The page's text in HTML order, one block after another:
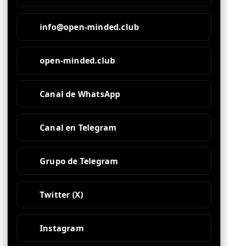
info@open-minded.club
open-minded.club
Canal de WhatsApp
Canal en Telegram
Grupo de Telegram
Twitter (X)
Instagram